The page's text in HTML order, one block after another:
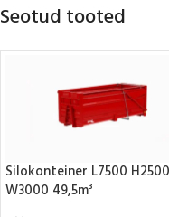
Seotud tooted
Silokonteiner L7500 H2500
W3000 49,5m³